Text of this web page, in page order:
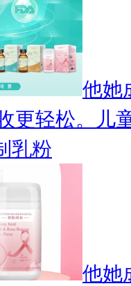
他她
更轻松。儿
乳粉
他她